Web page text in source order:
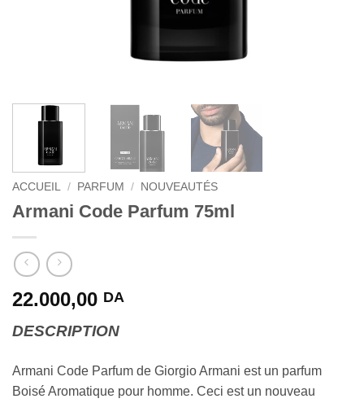
ACCUEIL / PARFUM / NOUVEAUTÉS
Armani Code Parfum 75ml
22.000,00 DA
DESCRIPTION
Armani Code Parfum de Giorgio Armani est un parfum
Boisé Aromatique pour homme. Ceci est un nouveau